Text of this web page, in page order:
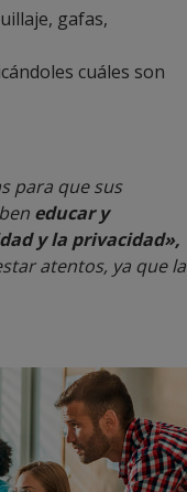
gafas,
cuáles son
para que sus
educar y
y la privacidad»,
atentos, ya que la